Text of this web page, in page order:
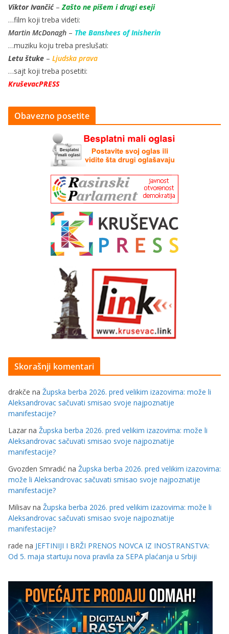
Viktor Ivančić–Zašto ne pišem i drugi eseji
…film koji treba videti:
Martin McDonagh – The Banshees of Inisherin
…muziku koju treba preslušati:
Letu štuke – Ljudska prava
…sajt koji treba posetiti:
KruševacPRESS
Obavezno posetite
Skorašnji komentari
drakče na Župska berba 2026. pred velikim izazovima: može li
Aleksandrovac sačuvati smisao svoje najpoznatije
manifestacije?
Lazar na Župska berba 2026. pred velikim izazovima: može li
Aleksandrovac sačuvati smisao svoje najpoznatije
manifestacije?
Gvozden Smradić na Župska berba 2026. pred velikim izazovima:
može li Aleksandrovac sačuvati smisao svoje najpoznatije
manifestacije?
Milisav na Župska berba 2026. pred velikim izazovima: može li
Aleksandrovac sačuvati smisao svoje najpoznatije
manifestacije?
rade na JEFTINIJI I BRŽI PRENOS NOVCA IZ INOSTRANSTVA:
Od 5. maja startuju nova pravila za SEPA plaćanja u Srbiji